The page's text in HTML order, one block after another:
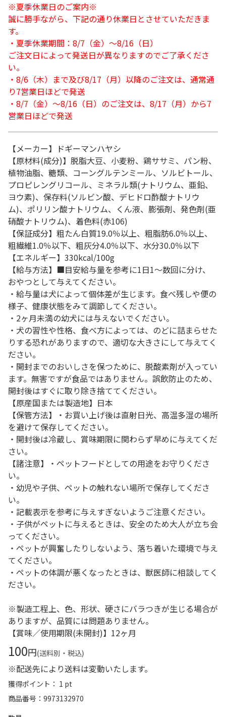
※夏季休業日のご案内※
誠に勝手ながら、下記の通り休業日とさせていただきま
す。
・夏季休業期間：8/7（金）～8/16（日）
ご注文日によって発送日が異なりますのでご了承くださ
い。
・8/6（木）まで及び8/17（月）以降のご注文は、通常通
り7営業日ほどで発送
・8/7（金）～8/16（日）のご注文は、8/17（月）から7
営業日ほどで発送
【メーカー】ドギーマンハヤシ
【原材料(成分)】脱脂大豆、小麦粉、鶏ササミ、パン粉、
植物油脂、糖類、コーングルテンミール、ソルビトール、
プロピレングリコール、ミネラル類(ナトリウム、亜鉛、
ヨウ素)、保存料(ソルビン酸、デヒドロ酢酸ナトリウ
ム)、ポリリン酸ナトリウム、くん液、膨張剤、発色剤(亜
硝酸ナトリウム)、着色料(赤106)
【保証成分】粗たん白質19.0％以上、粗脂肪6.0％以上、
粗繊維1.0％以下、粗灰分4.0％以下、水分30.0％以下
【エネルギー】330kcal/100g
【給与方法】■目安給与量を参考に1日1～数回に分け、
おやつとして与えてください。
・給与量は犬によって個体差が生じます。食べ残しや便の
様子、健康状態をみて調節してください。
・2ヶ月未満の幼犬には与えないでください。
・犬の習性や性格、食べ方によっては、のどに詰まらせた
りする恐れがありますので、適切な大きさにして与えてく
ださい。
・開封までのおいしさを保つために、脱酸素剤が入ってい
ます。無害ですが食品ではありません。誤飲防止のため、
開封後はすぐに取り除き捨ててください。
【原産国または製造地】日本
【保管方法】・お買い上げ後は直射日光、高温多湿の場所
を避けて保存してください。
・開封後は冷蔵し、賞味期限に関わらず早めに与えてくだ
さい。
【諸注意】・ペットフードとしての用途をお守りくださ
い。
・幼児や子供、ペットの触れない場所で保存してくださ
い。
・記載表示を参考に与えすぎないようご注意ください。
・子供がペットに与えるときは、安全のため大人が立ち会
ってください。
・ペットが興奮したりしないよう、落ち着いた環境で与え
てください。
・ペットの体調が悪くなったときは、獣医師に相談してく
ださい。
※製造工程上、色、形状、硬さにバラつきが生じる場合が
ありますが、品質には問題ありません。
【賞味／使用期限(未開封)】12ヶ月
100円(送料別・税込)
※配送先により送料は変動いたします。
獲得ポイント： 1 pt
商品番号
9973132970